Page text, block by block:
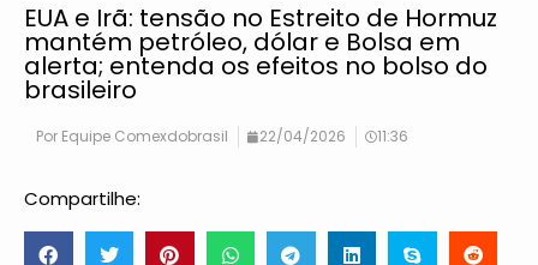
EUA e Irã: tensão no Estreito de Hormuz
mantém petróleo, dólar e Bolsa em
alerta; entenda os efeitos no bolso do
brasileiro
Por Equipe Comexdobrasil 22/04/2026 11:36
Compartilhe: